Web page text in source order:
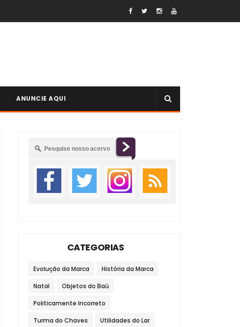
ANUNCIE AQUI
CATEGORIAS
Evolução da Marca História da Marca
Natal Objetos do Baú
Politicamente Incorreto
Turma do Chaves Utilidades do Lar